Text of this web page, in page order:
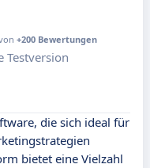
+200 Bewertungen
Testversion
die sich ideal für
bietet eine Vielzahl